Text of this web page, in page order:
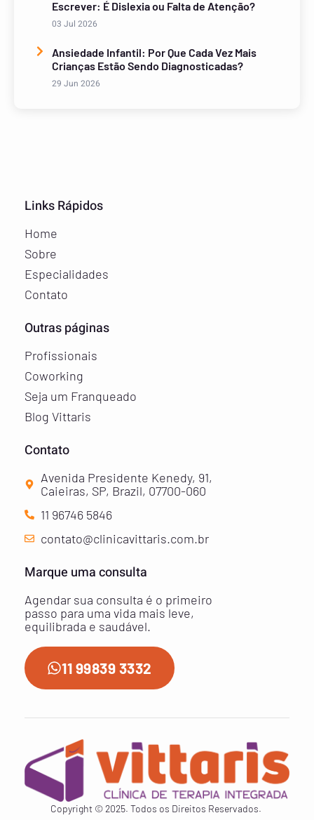
Escrever: É Dislexia ou Falta de Atenção?
03 Jul 2026
Ansiedade Infantil: Por Que Cada Vez Mais
Crianças Estão Sendo Diagnosticadas?
29 Jun 2026
Links Rápidos
Home
Sobre
Especialidades
Contato
Outras páginas
Profissionais
Coworking
Seja um Franqueado
Blog Vittaris
Contato
Avenida Presidente Kenedy, 91,
Caieiras, SP, Brazil, 07700-060
11 96746 5846
contato@clinicavittaris.com.br
Marque uma consulta
Agendar sua consulta é o primeiro
passo para uma vida mais leve,
equilibrada e saudável.
11 99839 3332
Copyright © 2025. Todos os Direitos Reservados.